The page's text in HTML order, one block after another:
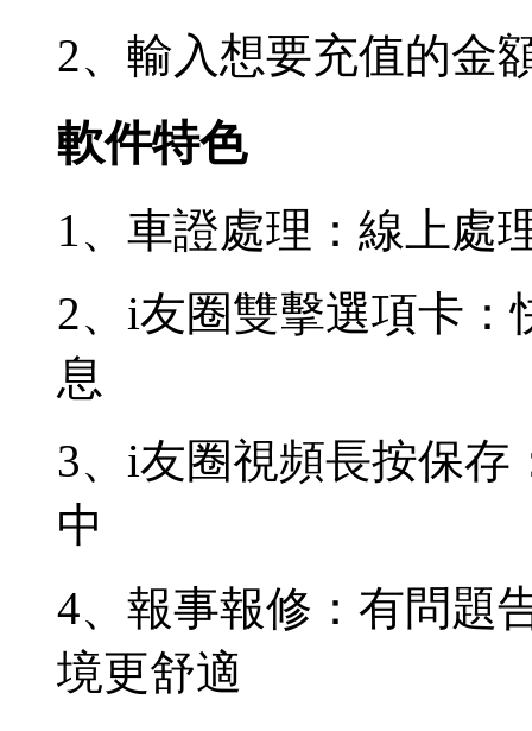
2、輸入想要充值的金
軟件特色
1、車證處理：線上處
2、i友圈雙擊選項卡
息
3、i友圈視頻長按保存
中
4、報事報修：有問題
境更舒適